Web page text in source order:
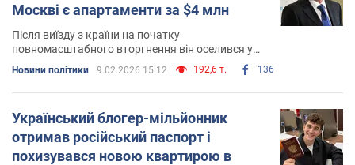
Москві є апартаменти за $4 млн
Після виїзду з країни на початку
повномасштабного вторгнення він оселився у
Новини політики 9.02.2026 15:12 192,6 т. 136
Український блогер-мільйонник
отримав російський паспорт і
похизувався новою квартирою в